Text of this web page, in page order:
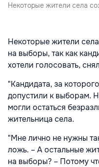
Некоторые жители села
Некоторые жители
на выборы, так как
хотели голосовать,
"Кандидата, за
допустили к выборам.
могли остаться
жительница села.
"Мне лично не нужны
ложь. – А остальные
на выборы? – Потому